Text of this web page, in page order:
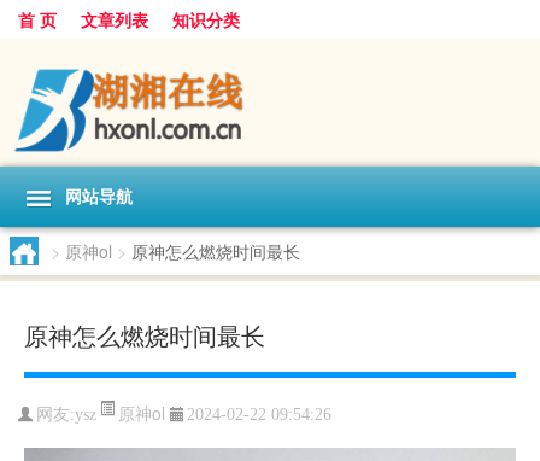
首 页 文章列表 知识分类
网站导航
> 原神ol > 原神怎么燃烧时间最长
原神怎么燃烧时间最长
网友:ysz 原神ol 2024-02-22 09:54:26